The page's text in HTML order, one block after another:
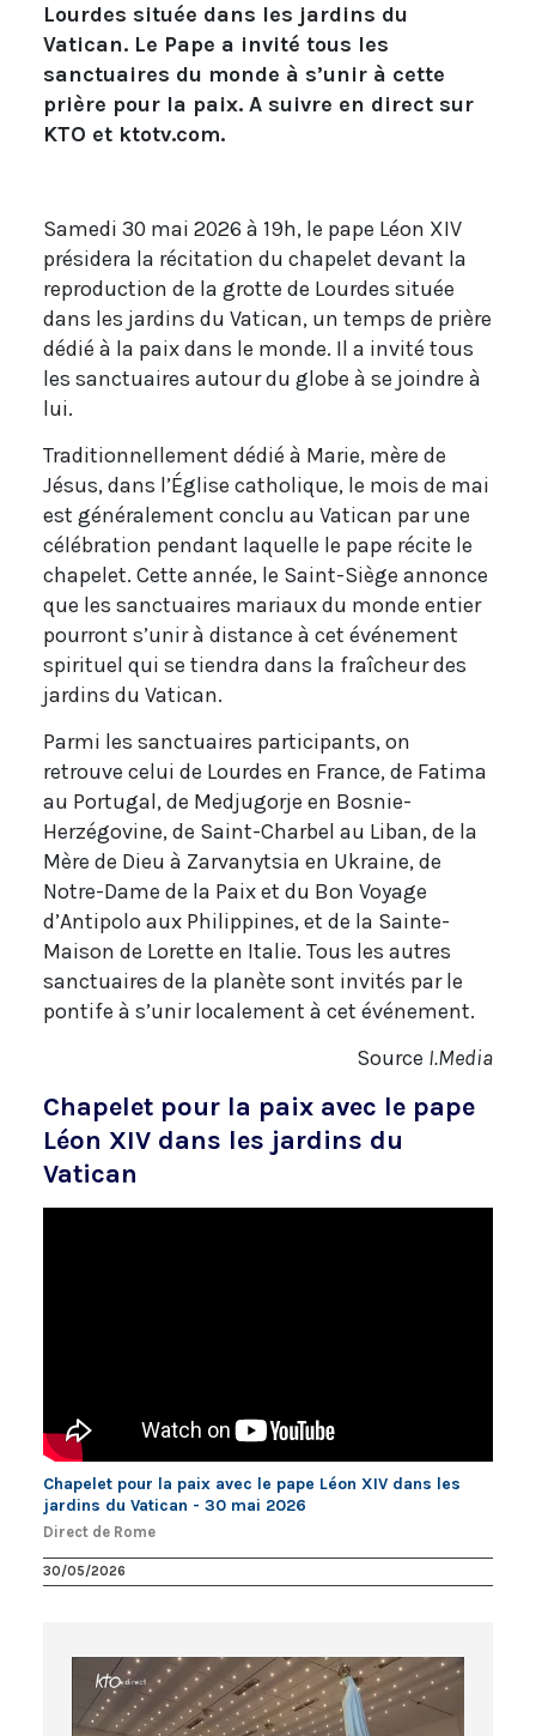
Lourdes située dans les jardins du
Vatican. Le Pape a invité tous les
sanctuaires du monde à s’unir à cette
prière pour la paix. A suivre en direct sur
KTO et ktotv.com.
Samedi 30 mai 2026 à 19h, le pape Léon XIV
présidera la récitation du chapelet devant la
reproduction de la grotte de Lourdes située
dans les jardins du Vatican, un temps de prière
dédié à la paix dans le monde. Il a invité tous
les sanctuaires autour du globe à se joindre à
lui.
Traditionnellement dédié à Marie, mère de
Jésus, dans l’Église catholique, le mois de mai
est généralement conclu au Vatican par une
célébration pendant laquelle le pape récite le
chapelet. Cette année, le Saint-Siège annonce
que les sanctuaires mariaux du monde entier
pourront s’unir à distance à cet événement
spirituel qui se tiendra dans la fraîcheur des
jardins du Vatican.
Parmi les sanctuaires participants, on
retrouve celui de Lourdes en France, de Fatima
au Portugal, de Medjugorje en Bosnie-
Herzégovine, de Saint-Charbel au Liban, de la
Mère de Dieu à Zarvanytsia en Ukraine, de
Notre-Dame de la Paix et du Bon Voyage
d’Antipolo aux Philippines, et de la Sainte-
Maison de Lorette en Italie. Tous les autres
sanctuaires de la planète sont invités par le
pontife à s’unir localement à cet événement.
Source I.Media
Chapelet pour la paix avec le pape
Léon XIV dans les jardins du
Vatican
Chapelet pour la paix avec le pape Léon XIV dans les
jardins du Vatican - 30 mai 2026
Direct de Rome
30/05/2026